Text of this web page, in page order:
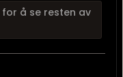
for å se resten av